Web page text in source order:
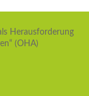
Herausforderung
(OHA)